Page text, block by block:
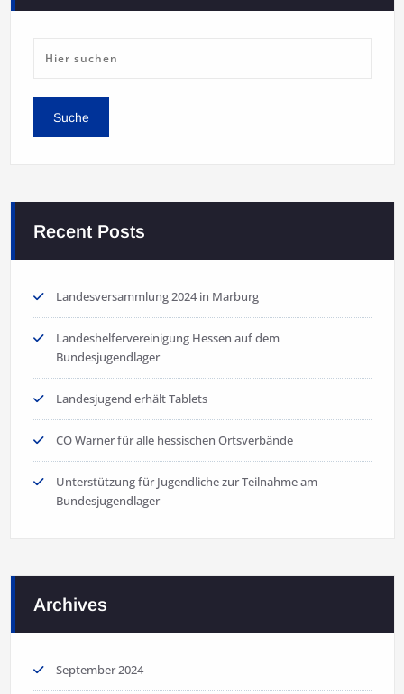
Recent Posts
Landesversammlung 2024 in Marburg
Landeshelfervereinigung Hessen auf dem
Bundesjugendlager
Landesjugend erhält Tablets
CO Warner für alle hessischen Ortsverbände
Unterstützung für Jugendliche zur Teilnahme am
Bundesjugendlager
Archives
September 2024